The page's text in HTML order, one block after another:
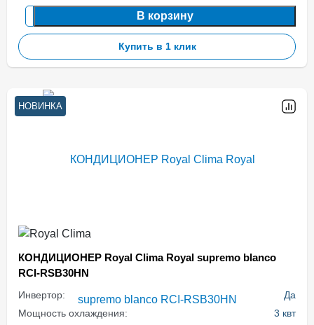
В корзину
Купить в 1 клик
НОВИНКА
КОНДИЦИОНЕР Royal Clima Royal supremo blanco
RCI-RSB30HN
Инвертор:
Да
Мощность охлаждения:
3 квт